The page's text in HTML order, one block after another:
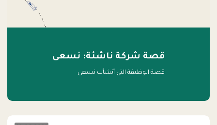
قصة شركة ناشئة: نسعى
قصة الوظيفة التي أنشأت نسعى